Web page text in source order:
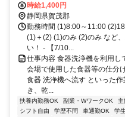
時給1,400円
静岡県賀茂郡
勤務時間 (1)8:00～11:00
(1)＋(2) (1)のみ (2)のみ など
い！ - 【7/10...
仕事内容 食器洗浄機を利用し
会場で使用した食器等の仕分
食器 洗浄機へ流す といった
き、乾...
扶養内勤務OK 副業・WワークOK
シフト自由
学歴不問 車通勤OK 学